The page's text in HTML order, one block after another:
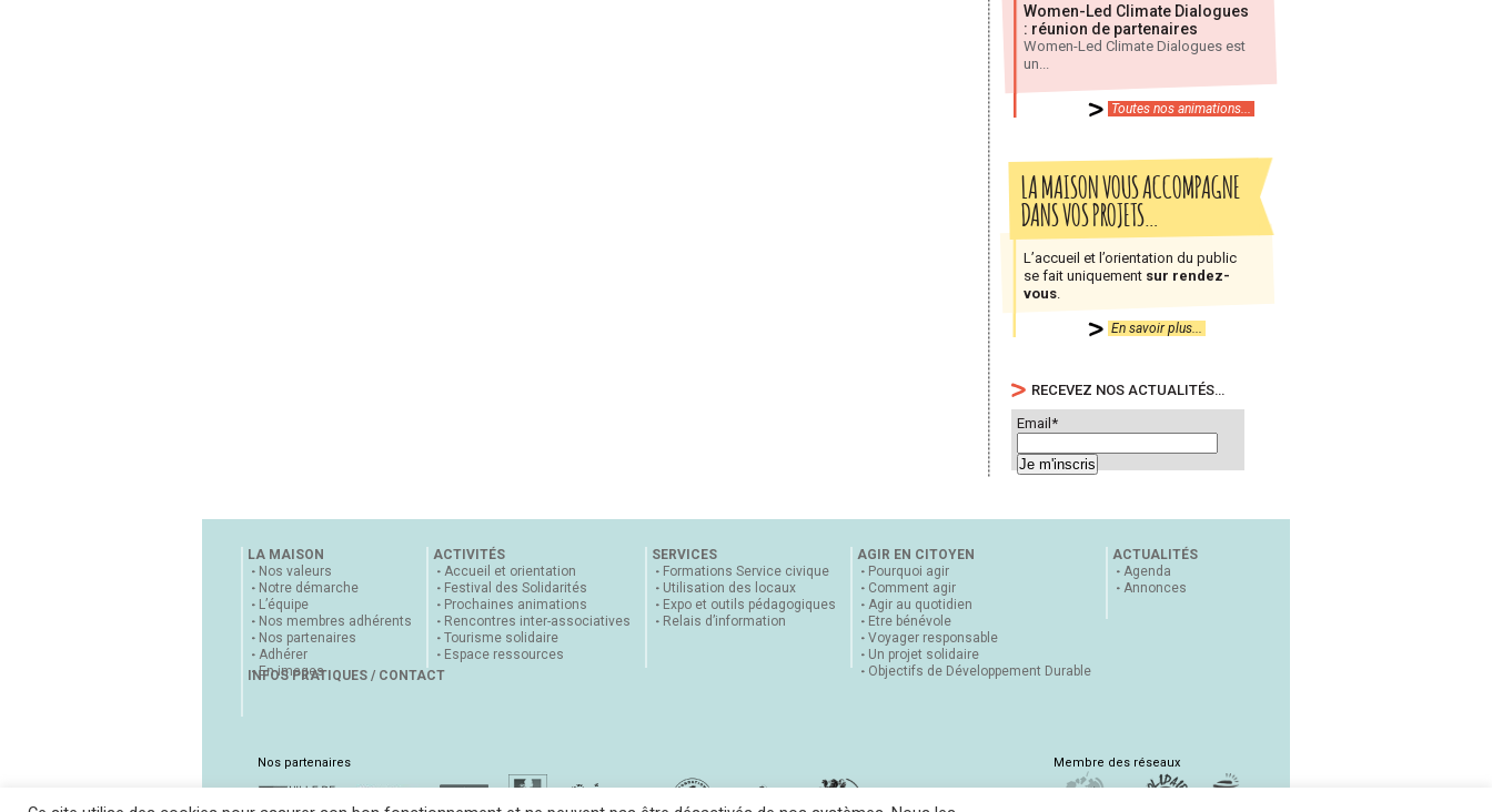
Women-Led Climate Dialogues
: réunion de partenaires
Women-Led Climate Dialogues est
un...
Toutes nos animations...
LA MAISON VOUS ACCOMPAGNE
DANS VOS PROJETS…
L’accueil et l’orientation du public
se fait uniquement sur rendez-
vous
En savoir plus...
RECEVEZ NOS ACTUALITÉS…
Email*
LA MAISON
Nos valeurs
Notre démarche
L’équipe
Nos membres adhérents
Nos partenaires
Adhérer
En images
ACTIVITÉS
Accueil et orientation
Festival des Solidarités
Prochaines animations
Rencontres inter-associatives
Tourisme solidaire
Espace ressources
SERVICES
Formations Service civique
Utilisation des locaux
Expo et outils pédagogiques
Relais d’information
AGIR EN CITOYEN
Pourquoi agir
Comment agir
Agir au quotidien
Etre bénévole
Voyager responsable
Un projet solidaire
Objectifs de Développement Durable
ACTUALITÉS
Agenda
Annonces
INFOS PRATIQUES / CONTACT
Nos partenaires Membre des réseaux